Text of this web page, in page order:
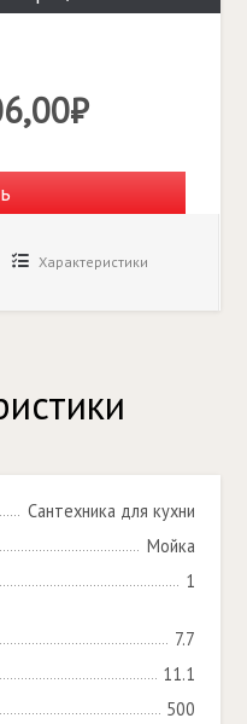
Характеристики
Сантехника для кухни
Мойка
1
7.7
11.1
500